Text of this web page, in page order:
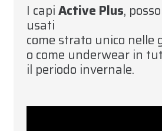
I capiActive Plus,
usati
come strato unico nelle
o come underwear in
il periodo invernale.